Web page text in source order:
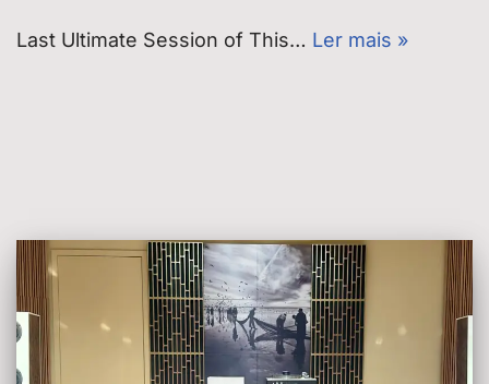
Last Ultimate Session of This… Ler mais »